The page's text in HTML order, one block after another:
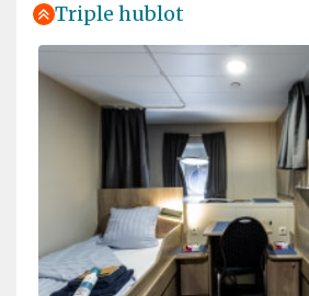
Triple hublot